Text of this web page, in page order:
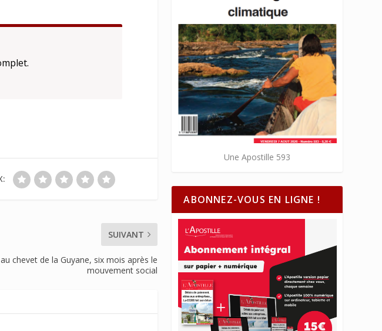
SUIVANT
chevet de la Guyane, six mois après le
mouvement social
Une Apostille 593
ABONNEZ-VOUS EN LIGNE !